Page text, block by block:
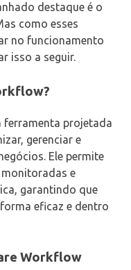
destaque é o
como esses
no funcionamento
isso a seguir.
ferramenta projetada
gerenciar e
Ele permite
e
garantindo que
eficaz e dentro
Workflow